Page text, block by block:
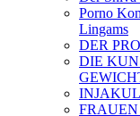
Porno
Lingams
DER
DIE